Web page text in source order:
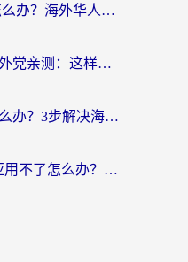
音悦Tai在瑞典用不了怎么办？海外华人追剧听歌的实用指南
优酷境外地域限制？海外党亲测：这样看国内剧再也不卡（附3个实用场景解决）
香港西瓜视频看不了怎么办？3步解决海外追剧难题，附靠谱加速器推荐
喜马拉雅FM在马来西亚用不了怎么办？海外华人亲测有效的回国加速指南